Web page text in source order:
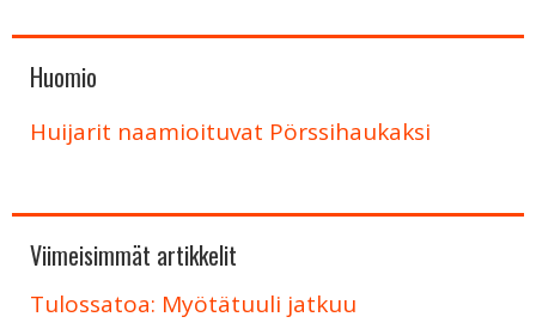
Huomio
Huijarit naamioituvat Pörssihaukaksi
Viimeisimmät artikkelit
Tulossatoa: Myötätuuli jatkuu